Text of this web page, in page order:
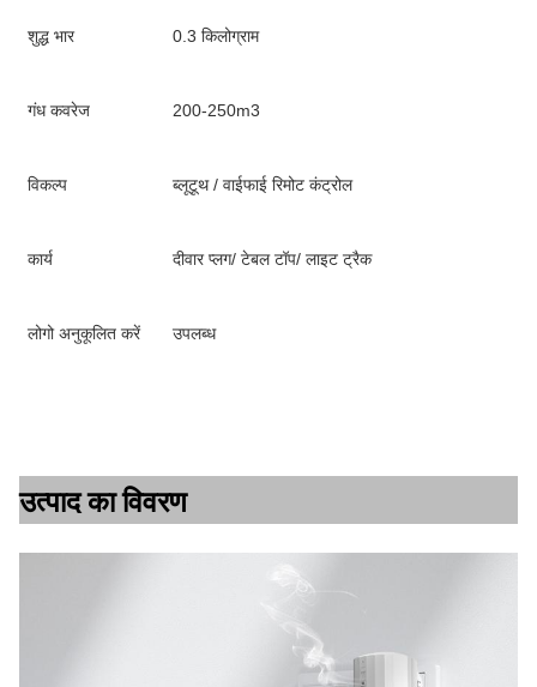
शुद्ध भार 0.3 किलोग्राम
गंध कवरेज 200-250m3
विकल्प ब्लूटूथ / वाईफाई रिमोट कंट्रोल
कार्य दीवार प्लग/ टेबल टॉप/ लाइट ट्रैक
लोगो अनुकूलित करें उपलब्ध
उत्पाद का विवरण